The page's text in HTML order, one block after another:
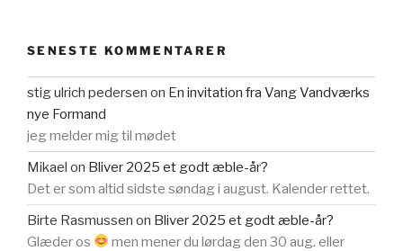
SENESTE KOMMENTARER
stig ulrich pedersen on En invitation fra Vang Vandværks
nye Formand
jeg melder mig til mødet
Mikael on Bliver 2025 et godt æble-år?
Det er som altid sidste søndag i august. Kalender rettet.
Birte Rasmussen on Bliver 2025 et godt æble-år?
Glæder os
men mener du lørdag den 30 aug. eller